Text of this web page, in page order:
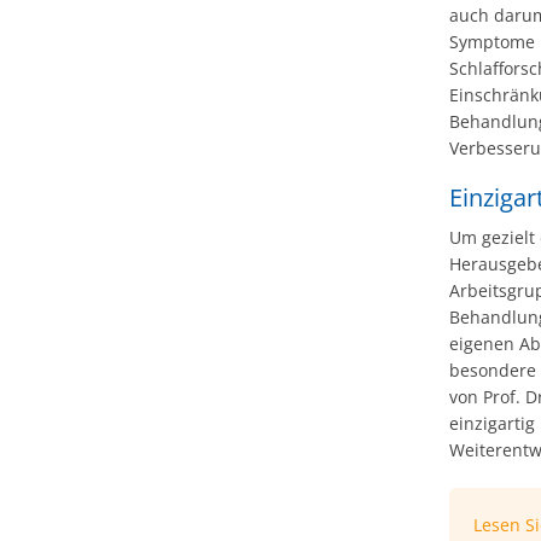
auch
Um
eigenen
von Prof.
einzigartig
Lesen